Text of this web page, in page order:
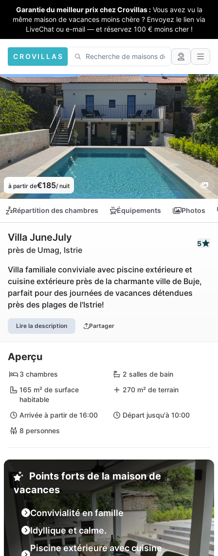
Garantie du meilleur prix chez Crovillas : Vous avez vu la
même maison de vacances moins chère ? Envoyez le lien via
LiveChat ou e-mail — et réservez 100 € moins cher !
CROVILLAS
à partir de€185/ nuit
Répartition des chambres Équipements Photos
Villa JuneJuly
près de Umag, Istrie
5
Villa familiale conviviale avec piscine extérieure et
cuisine extérieure près de la charmante ville de Buje,
parfait pour des journées de vacances détendues
près des plages de l'Istrie!
Lire la description Partager
Aperçu
3 chambres
2 salles de bain
165 m² de surface
habitable
270 m² de terrain
Arrivée à partir de 16:00
Départ jusqu'à 10:00
8 personnes
Points forts de la maison de
vacances
Convivialité en famille
Idyllique et calme.
Piscine extérieure avec cuisine